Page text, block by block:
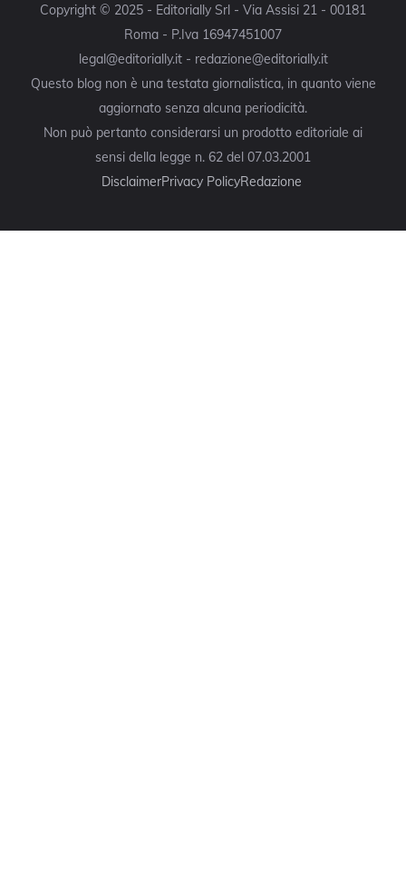
Copyright © 2025 - Editorially Srl - Via Assisi 21 - 00181
Roma - P.Iva 16947451007
legal@editorially.it - redazione@editorially.it
Questo blog non è una testata giornalistica, in quanto viene
aggiornato senza alcuna periodicità.
Non può pertanto considerarsi un prodotto editoriale ai
sensi della legge n. 62 del 07.03.2001
DisclaimerPrivacy PolicyRedazione